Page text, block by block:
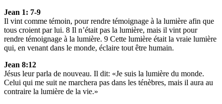
Jean 1: 7-9
Il vint comme témoin, pour rendre témoignage à la lumière afin que
tous croient par lui. 8 Il n’était pas la lumière, mais il vint pour
rendre témoignage à la lumière. 9 Cette lumière était la vraie lumière
qui, en venant dans le monde, éclaire tout être humain.
Jean 8:12
Jésus leur parla de nouveau. Il dit: «Je suis la lumière du monde.
Celui qui me suit ne marchera pas dans les ténèbres, mais il aura au
contraire la lumière de la vie.»